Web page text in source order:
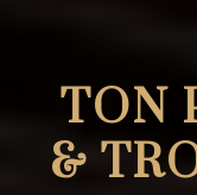
TON
&